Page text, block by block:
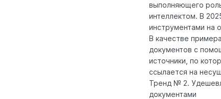
выполняющего
интеллектом. В
инструментами на
В качестве
документов с
источники, по
ссылается на
Тренд № 2.
документами